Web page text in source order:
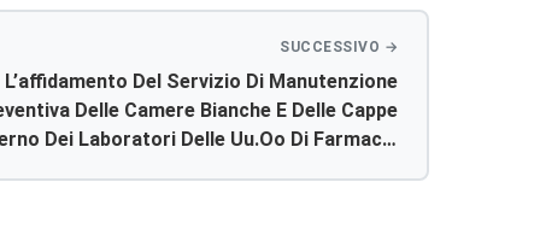
Del Servizio Di Manutenzione
Delle Camere Bianche E Delle Cappe
Dei Laboratori Delle Uu.oo Di Farmacia